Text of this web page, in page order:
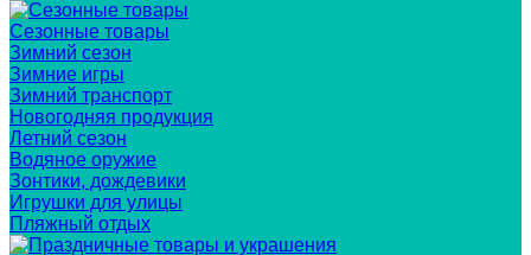
Сезонные товары
Зимний сезон
Зимние игры
Зимний транспорт
Новогодняя продукция
Летний сезон
Водяное оружие
Зонтики, дождевики
Игрушки для улицы
Пляжный отдых